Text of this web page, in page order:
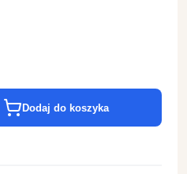
Dodaj do koszyka